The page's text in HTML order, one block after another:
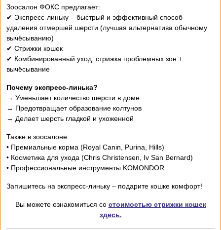
Зоосалон ФОКС предлагает:
✔ Экспресс-линьку – быстрый и эффективный способ
удаления отмершей шерсти (лучшая альтернатива обычному
вычёсыванию)
✔ Стрижки кошек
✔ Комбинированный уход: стрижка проблемных зон +
вычёсывание
Почему экспресс-линька?
→ Уменьшает количество шерсти в доме
→ Предотвращает образование колтунов
→ Делает шерсть гладкой и ухоженной
Также в зоосалоне:
• Премиальные корма (Royal Canin, Purina, Hills)
• Косметика для ухода (Chris Christensen, Iv San Bernard)
• Профессиональные инструменты KOMONDOR
Запишитесь на экспресс-линьку – подарите кошке комфорт!
Вы можете ознакомиться со стоимостью стрижки кошек
здесь.